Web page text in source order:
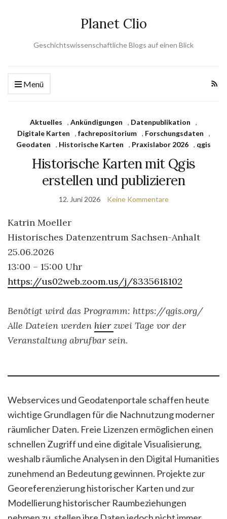
Planet Clio
Geschichtswissenschaftliche Blogs auf einen Blick
Menü
Aktuelles , Ankündigungen , Datenpublikation
,
Digitale Karten
, fachrepositorium , Forschungsdaten
,
Geodaten
, Historische Karten , Praxislabor 2026 , qgis
Historische Karten mit Qgis
erstellen und publizieren
12. Juni 2026 Keine Kommentare
Katrin Moeller
Historisches Datenzentrum Sachsen-Anhalt
25.06.2026
13:00 – 15:00 Uhr
https://us02web.zoom.us/j/8335618102
Benötigt wird das Programm: https://qgis.org/
Alle Dateien werden hier zwei Tage vor der
Veranstaltung abrufbar sein.
Webservices und Geodatenportale schaffen heute
wichtige Grundlagen für die Nachnutzung moderner
räumlicher Daten. Freie Lizenzen ermöglichen einen
schnellen Zugriff und eine digitale Visualisierung,
weshalb räumliche Analysen in den Digital Humanities
zunehmend an Bedeutung gewinnen. Projekte zur
Georeferenzierung historischer Karten und zur
Modellierung historischer Raumbeziehungen